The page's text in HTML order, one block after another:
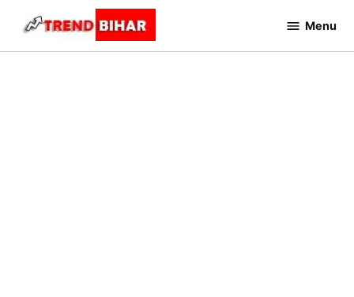
content
Bihar
Menu